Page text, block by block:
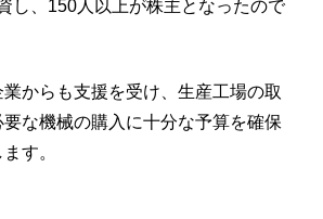
し、150人以上が株主となったので
からも支援を受け、生産工場の取
な機械の購入に十分な予算を確保
す。